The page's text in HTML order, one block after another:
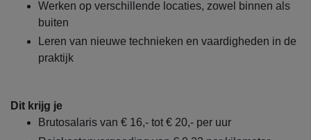
Werken op verschillende locaties, zowel binnen als
buiten
Leren van nieuwe technieken en vaardigheden in de
praktijk
Dit krijg je
Brutosalaris van € 16,- tot € 20,- per uur